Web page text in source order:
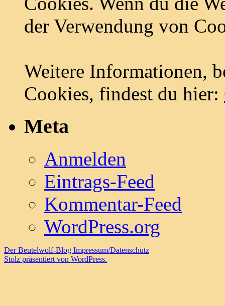
der Verwendung von
Weitere Informationen,
Cookies, findest du hier:
Meta
Anmelden
Eintrags-Feed
Kommentar-Feed
WordPress.org
Der Beutelwolf-Blog Impressum/Datenschutz
Stolz präsentiert von WordPress.